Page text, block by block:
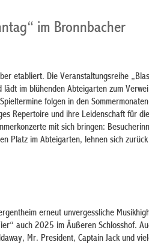
im Bronnbacher
etabliert. Die Veranstaltungsreihe
im blühenden Abteigarten zum
folgen in den
Repertoire und ihre Leidenschaft für die
mit sich bringen:
Platz im Abteigarten, lehnen sich
erneut unvergessliche
auch 2025 im Äußeren Schlosshof.
Mr. President, Captain Jack und